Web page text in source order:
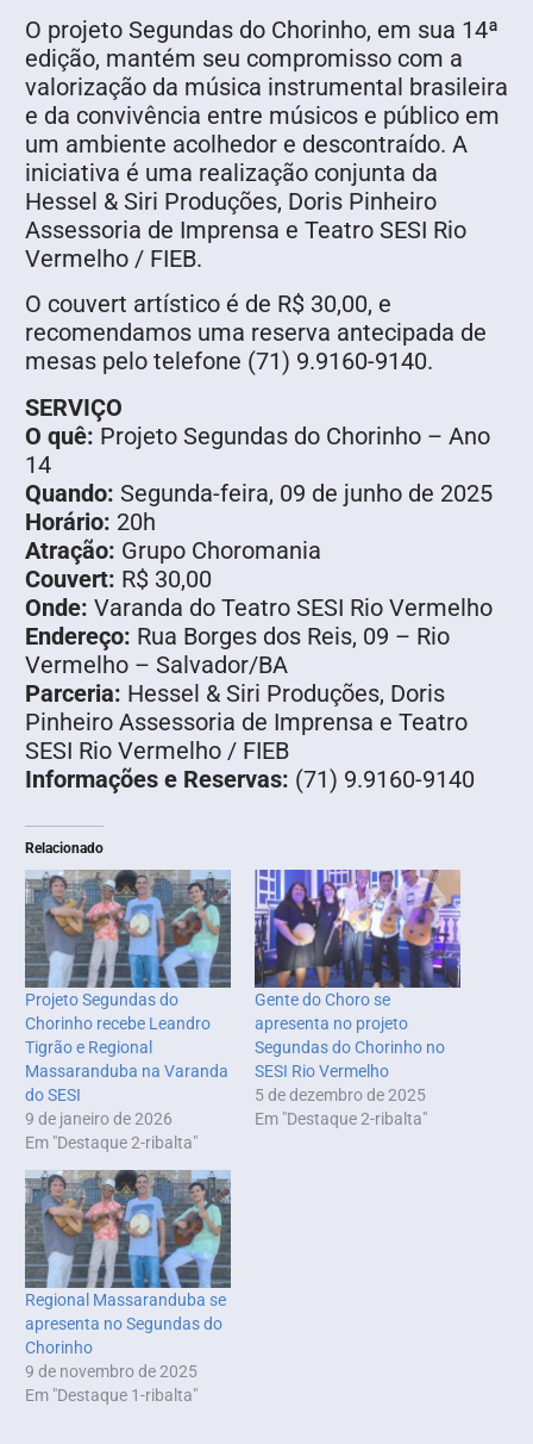
O projeto Segundas do Chorinho, em sua 14ª
edição, mantém seu compromisso com a
valorização da música instrumental brasileira
e da convivência entre músicos e público em
um ambiente acolhedor e descontraído. A
iniciativa é uma realização conjunta da
Hessel & Siri Produções, Doris Pinheiro
Assessoria de Imprensa e Teatro SESI Rio
Vermelho / FIEB.
O couvert artístico é de R$ 30,00, e
recomendamos uma reserva antecipada de
mesas pelo telefone (71) 9.9160-9140.
SERVIÇO
O quê: Projeto Segundas do Chorinho – Ano
14
Quando: Segunda-feira, 09 de junho de 2025
Horário: 20h
Atração: Grupo Choromania
Couvert: R$ 30,00
Onde: Varanda do Teatro SESI Rio Vermelho
Endereço: Rua Borges dos Reis, 09 – Rio
Vermelho – Salvador/BA
Parceria: Hessel & Siri Produções, Doris
Pinheiro Assessoria de Imprensa e Teatro
SESI Rio Vermelho / FIEB
Informações e Reservas: (71) 9.9160-9140
Relacionado
Projeto Segundas do
Chorinho recebe Leandro
Tigrão e Regional
Massaranduba na Varanda
do SESI
9 de janeiro de 2026
Em "Destaque 2-ribalta"
Gente do Choro se
apresenta no projeto
Segundas do Chorinho no
SESI Rio Vermelho
5 de dezembro de 2025
Em "Destaque 2-ribalta"
Regional Massaranduba se
apresenta no Segundas do
Chorinho
9 de novembro de 2025
Em "Destaque 1-ribalta"